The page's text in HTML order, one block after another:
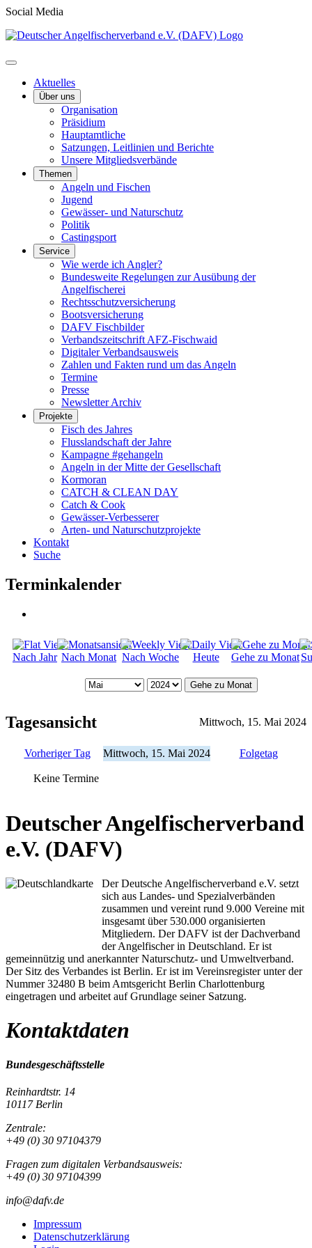
Social Media
Aktuelles
Über uns
Organisation
Präsidium
Hauptamtliche
Satzungen, Leitlinien und Berichte
Unsere Mitgliedsverbände
Themen
Angeln und Fischen
Jugend
Gewässer- und Naturschutz
Politik
Castingsport
Service
Wie werde ich Angler?
Bundesweite Regelungen zur Ausübung der
Angelfischerei
Rechtsschutzversicherung
Bootsversicherung
DAFV Fischbilder
Verbandszeitschrift AFZ-Fischwaid
Digitaler Verbandsausweis
Zahlen und Fakten rund um das Angeln
Termine
Presse
Newsletter Archiv
Projekte
Fisch des Jahres
Flusslandschaft der Jahre
Kampagne #gehangeln
Angeln in der Mitte der Gesellschaft
Kormoran
CATCH & CLEAN DAY
Catch & Cook
Gewässer-Verbesserer
Arten- und Naturschutzprojekte
Kontakt
Suche
Terminkalender
Nach Jahr Nach Monat Nach Woche Heute Gehe zu Monat
Gehe zu Monat
Tagesansicht Mittwoch, 15. Mai 2024
Vorheriger Tag Mittwoch, 15. Mai 2024 Folgetag
Keine Termine
Deutscher Angelfischerverband
e.V. (DAFV)
Der Deutsche Angelfischerverband e.V. setzt
sich aus Landes- und Spezialverbänden
zusammen und vereint rund 9.000 Vereine mit
insgesamt über 530.000 organisierten
Mitgliedern. Der DAFV ist der Dachverband
der Angelfischer in Deutschland. Er ist
gemeinnützig und anerkannter Naturschutz- und Umweltverband.
Der Sitz des Verbandes ist Berlin. Er ist im Vereinsregister unter der
Nummer 32480 B beim Amtsgericht Berlin Charlottenburg
eingetragen und arbeitet auf Grundlage seiner Satzung.
Kontaktdaten
Bundesgeschäftsstelle
Reinhardtstr. 14
10117 Berlin
Zentrale:
+49 (0) 30 97104379
Fragen zum digitalen Verbandsausweis:
+49 (0) 30 97104399
info@dafv.de
Impressum
Datenschutzerklärung